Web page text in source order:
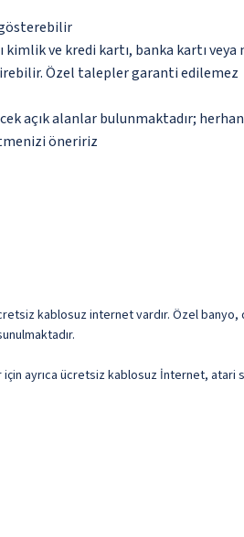
ve kredi kartı, banka kartı
Özel talepler garanti edilemez
alanlar bulunmaktadır;
öneririz
kablosuz internet vardır. Özel
için ayrıca ücretsiz kablosuz İnternet,